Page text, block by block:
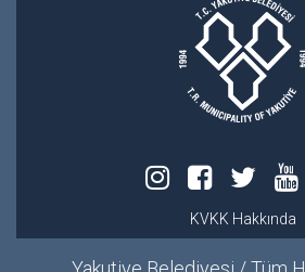
KVKK Hakkında